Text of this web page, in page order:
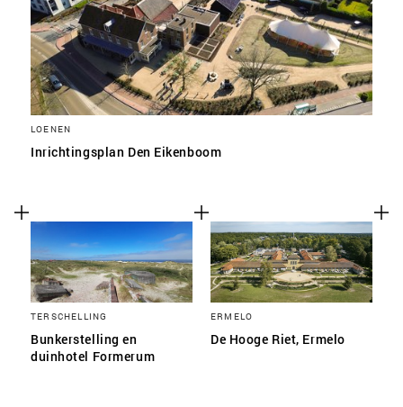
LOENEN
Inrichtingsplan Den Eikenboom
TERSCHELLING
Bunkerstelling en
duinhotel Formerum
ERMELO
De Hooge Riet, Ermelo